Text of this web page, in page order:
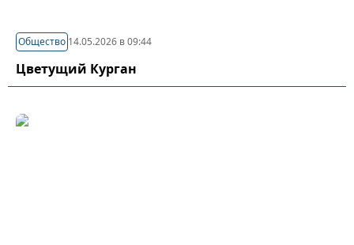
Общество 14.05.2026 в 09:44
Цветущий Курган